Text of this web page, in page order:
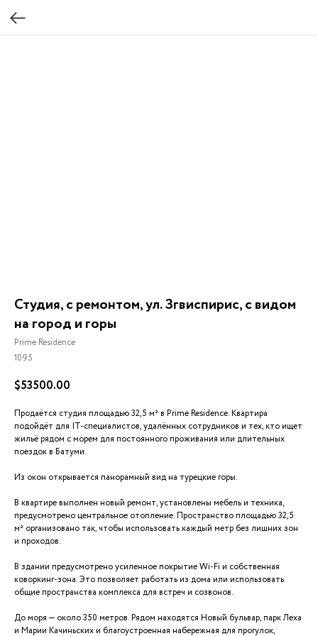
Студия, с ремонтом, ул. Згвиспирис, с видом
на город и горы
Prime Residence
1095
$53500.00
Продаётся студия площадью 32,5 м² в Prime Residence. Квартира
подойдёт для IT-специалистов, удалённых сотрудников и тех, кто ищет
жильё рядом с морем для постоянного проживания или длительных
поездок в Батуми.
Из окон открывается панорамный вид на турецкие горы.
В квартире выполнен новый ремонт, установлены мебель и техника,
предусмотрено центральное отопление. Пространство площадью 32,5
м² организовано так, чтобы использовать каждый метр без лишних зон
и проходов.
В здании предусмотрено усиленное покрытие Wi-Fi и собственная
коворкинг-зона. Это позволяет работать из дома или использовать
общие пространства комплекса для встреч и созвонов.
До моря — около 350 метров. Рядом находятся Новый бульвар, парк Леха
и Марии Качиньских и благоустроенная набережная для прогулок,